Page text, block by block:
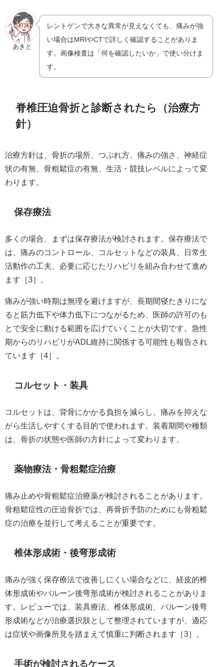
あきと
レントゲンで大きな異常が見えなくても、痛みが強
い場合はMRIやCTで詳しく確認することがありま
す。画像検査は「何を確認したいか」で使い分けま
す。
脊椎圧迫骨折と診断されたら（治療方
針）
治療方針は、骨折の場所、つぶれ方、痛みの強さ、神経症
状の有無、骨粗鬆症の有無、生活・競技レベルによって変
わります。
保存療法
多くの場合、まずは保存療法が検討されます。保存療法で
は、痛みのコントロール、コルセットなどの装具、日常生
活動作の工夫、必要に応じたリハビリを組み合わせて進め
ます［3］。
痛みが強い時期は無理を避けますが、長期間寝たきりにな
ると筋力低下や体力低下につながるため、医師の許可のも
とで安全に動ける範囲を広げていくことが大切です。急性
期からのリハビリがADL維持に関係する可能性も報告され
ています［4］。
コルセット・装具
コルセットは、背骨にかかる負担を減らし、痛みを抑えな
がら生活しやすくする目的で使われます。装着期間や種類
は、骨折の状態や医師の方針によって変わります。
薬物療法・骨粗鬆症治療
痛み止めや骨粗鬆症治療薬が検討されることがあります。
骨粗鬆症性の圧迫骨折では、再骨折予防のためにも骨粗鬆
症の治療を並行して考えることが重要です。
椎体形成術・後弯形成術
痛みが強く保存療法で改善しにくい場合などに、経皮的椎
体形成術やバルーン後弯形成術が検討されることがありま
す。レビューでは、装具療法、椎体形成術、バルーン後弯
形成術などが治療選択肢として整理されていますが、適応
は症状や画像所見を踏まえて慎重に判断されます［3］。
手術が検討されるケース